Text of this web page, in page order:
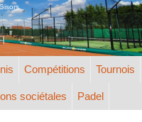
Compétitions Tournois
sociétales Padel